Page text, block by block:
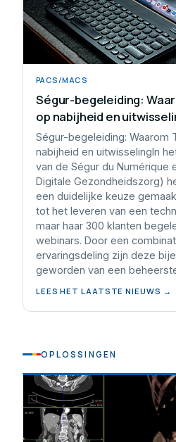
PACS/MACS
Ségur-begeleiding:
op nabijheid en
Ségur-begeleiding: Waarom
nabijheid en uitwisselingIn
van de Ségur du Numérique
Digitale Gezondheidszorg)
een duidelijke keuze
tot het leveren van een
maar haar 300 klanten
webinars. Door een
ervaringsdeling zijn deze
geworden van een
LEES HET LAATSTE NIEUWS →
OPLOSSINGEN